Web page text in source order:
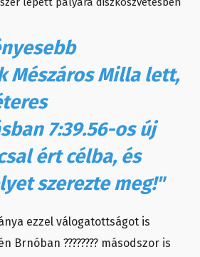
Mészáros Milla lett,
7:39.56-os új
ért célba, és
szerezte meg!"
ezzel válogatottságot is
Brnóban ???????? másodszor is